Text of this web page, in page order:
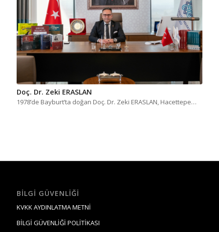
Doç. Dr. Zeki ERASLAN
1978’de Bayburt’ta doğan Doç. Dr. Zeki ERASLAN, Hacettepe…
BILGI GÜVENLIĞI
KVKK AYDINLATMA METNİ
BİLGİ GÜVENLİĞİ POLİTİKASI